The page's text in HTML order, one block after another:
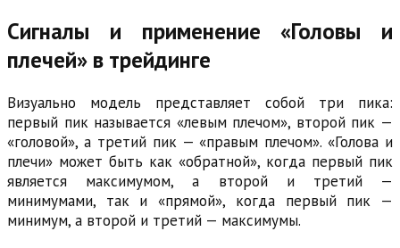
Сигналы и применение «Головы и
плечей» в трейдинге
Визуально модель представляет собой три пика:
первый пик называется «левым плечом», второй пик —
«головой», а третий пик — «правым плечом». «Голова и
плечи» может быть как «обратной», когда первый пик
является максимумом, а второй и третий —
минимумами, так и «прямой», когда первый пик —
минимум, а второй и третий — максимумы.